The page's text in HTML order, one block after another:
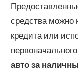
средства
кредита или
авто за